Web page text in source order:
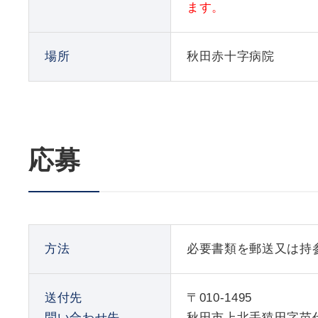
ます。
場所 秋田赤十字病院
応募
方法 必要書類を郵送又は持
送付先
〒010-1495